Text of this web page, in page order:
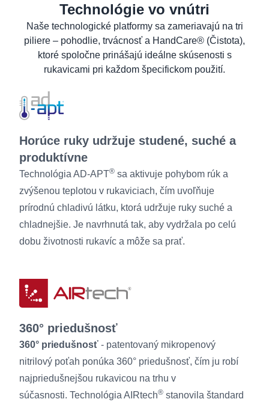
materiál
Produktový list
Pokyny pre pranie
Informácie pre požívateľov
Technológie vo vnútri
Naše technologické platformy sa zameriavajú na tri
piliere – pohodlie, trvácnosť a HandCare® (Čistota),
ktoré spoločne prinášajú ideálne skúsenosti s
rukavicami pri každom špecifickom použití.
Horúce ruky udržuje studené, suché a
produktívne
Technológia AD-APT® sa aktivuje pohybom rúk a
zvýšenou teplotou v rukaviciach, čím uvoľňuje
prírodnú chladivú látku, ktorá udržuje ruky suché a
chladnejšie. Je navrhnutá tak, aby vydržala po celú
dobu životnosti rukavíc a môže sa prať.
360° priedušnosť
360° priedušnosť - patentovaný mikropenový
nitrilový poťah ponúka 360° priedušnosť, čím ju robí
najpriedušnejšou rukavicou na trhu v
súčasnosti. Technológia AIRtech® stanovila štandard